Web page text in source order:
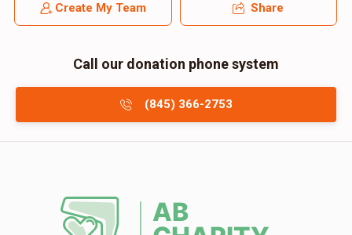
Create My Team Share
Call our donation phone system
(845) 366-2753